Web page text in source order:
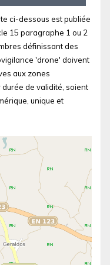
ci-dessous est publiée
15 paragraphe 1 ou 2
définissant des
'drone' doivent
aux zones
de validité, soient
unique et